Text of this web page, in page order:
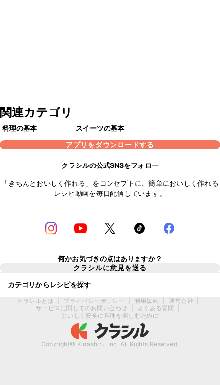
関連カテゴリ
料理の基本
スイーツの基本
アプリをダウンロードする
クラシルの公式SNSをフォロー
「きちんとおいしく作れる」をコンセプトに、簡単においしく作れる
レシピ動画を毎日配信しています。
何かお気づきの点はありますか？
クラシルに意見を送る
カテゴリからレシピを探す
クラシルとは プライバシーポリシー 利用規約 運営会社
サービスに関してのお問い合わせ
よくある質問
おいしく安全に料理を楽しむために
Copyright© Kurashiru, Inc. All Rights Reserved.